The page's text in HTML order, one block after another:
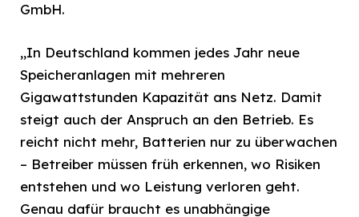
GmbH.
„In Deutschland kommen jedes Jahr neue
Speicheranlagen mit mehreren
Gigawattstunden Kapazität ans Netz. Damit
steigt auch der Anspruch an den Betrieb. Es
reicht nicht mehr, Batterien nur zu überwachen
– Betreiber müssen früh erkennen, wo Risiken
entstehen und wo Leistung verloren geht.
Genau dafür braucht es unabhängige